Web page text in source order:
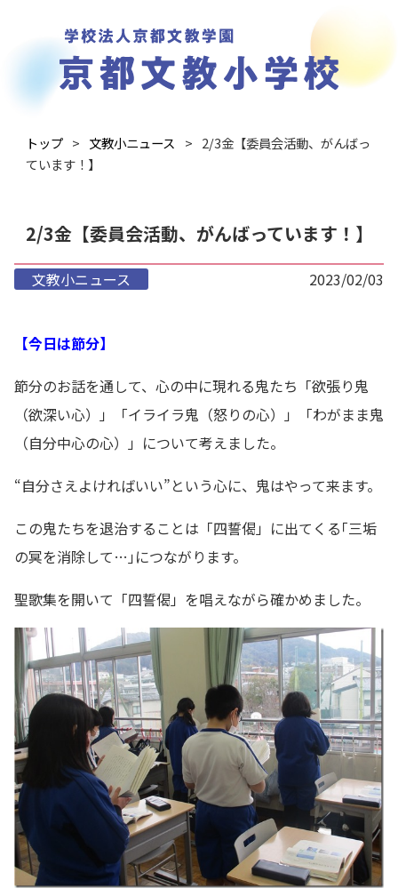
トップ 文教小ニュース
2/3金【委員会活動、がんばっ
ています！】
2/3金【委員会活動、がんばっています！】
文教小ニュース 2023/02/03
【今日は節分】
節分のお話を通して、心の中に現れる鬼たち「欲張り鬼
（欲深い心）」「イライラ鬼（怒りの心）」「わがまま鬼
（自分中心の心）」について考えました。
“自分さえよければいい”という心に、鬼はやって来ます。
この鬼たちを退治することは「四誓偈」に出てくる｢三垢
の冥を消除して…｣につながります。
聖歌集を開いて「四誓偈」を唱えながら確かめました。